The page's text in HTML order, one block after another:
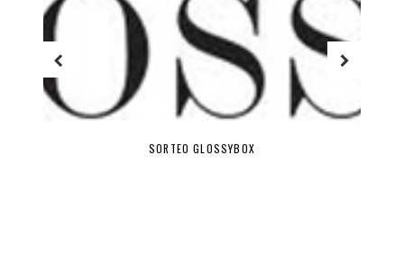
SORTEO GLOSSYBOX